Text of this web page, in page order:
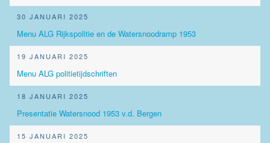
30 JANUARI 2025
Menu ALG Rijkspolitie en de Watersnoodramp 1953
19 JANUARI 2025
Menu ALG politietijdschriften
18 JANUARI 2025
Presentatie Watersnood 1953 v.d. Bergen
15 JANUARI 2025